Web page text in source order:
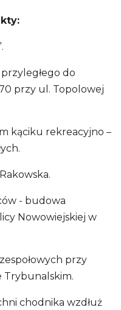
do
przy ul. Topolowej
kąciku rekreacyjno –
- budowa
Nowowiejskiej w
przy
Trybunalskim.
chodnika wzdłuż